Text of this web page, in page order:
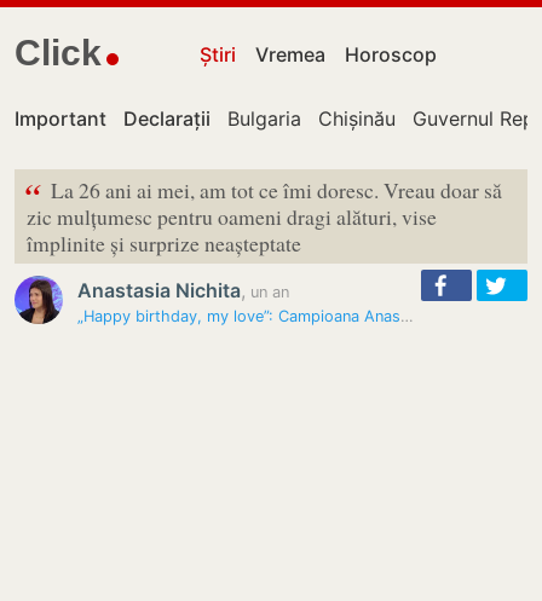
Click Știri Vremea Horoscop
Important Declarații Bulgaria Chișinău Guvernul
“ La 26 ani ai mei, am tot ce îmi doresc. Vreau doar să
zic mulțumesc pentru oameni dragi alături, vise
împlinite și surprize neașteptate
Anastasia Nichita, un an
„Happy birthday, my love”: Campioana Anastasia Nichita, omagiată…